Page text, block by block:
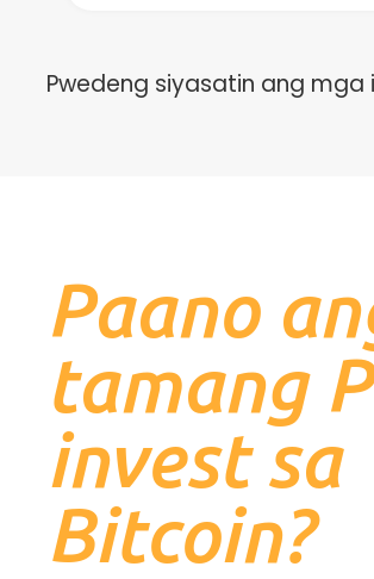
Pwedeng siyasatin ang mga
Paano
tamang
invest sa
Bitcoin?